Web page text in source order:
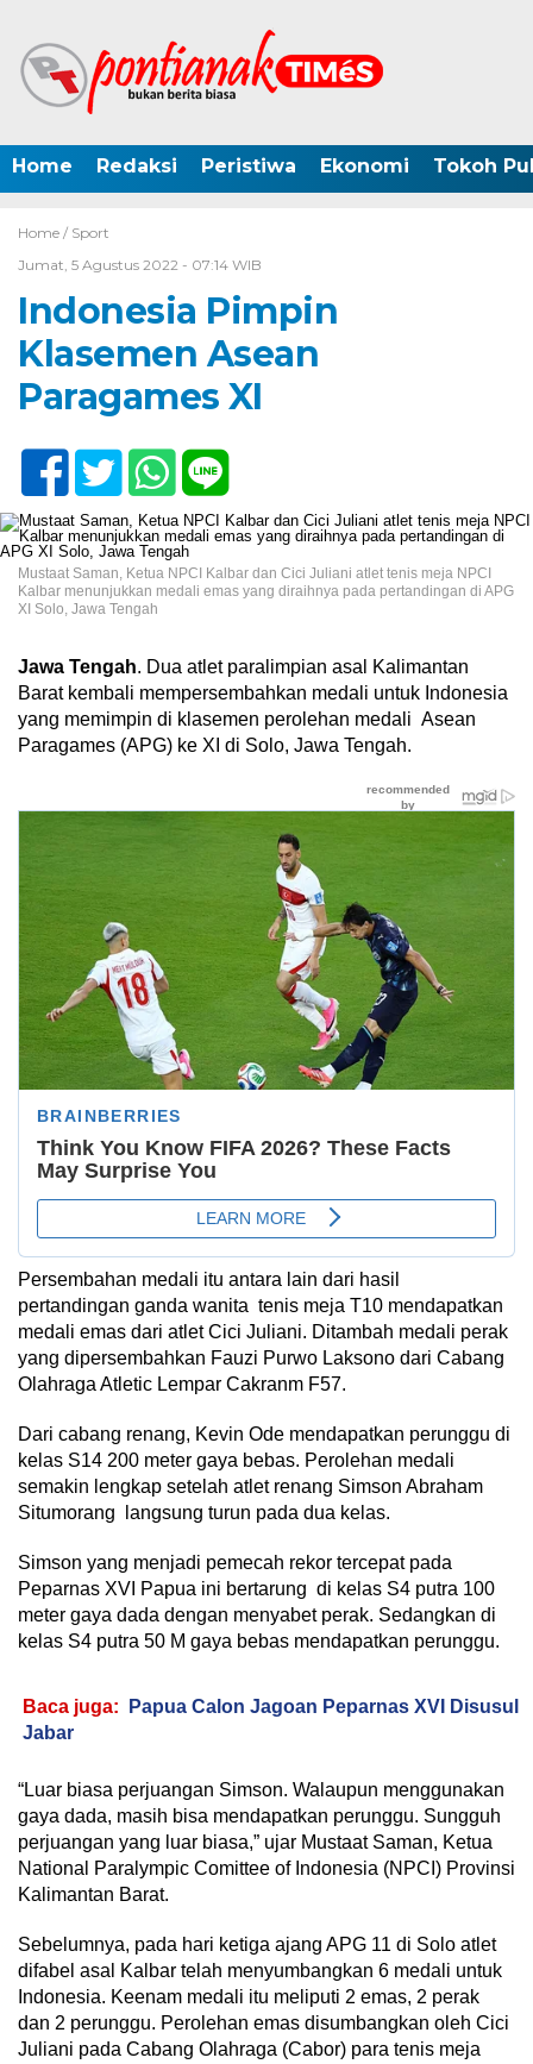
Home Redaksi Peristiwa Ekonomi Tokoh
Home / Sport
Jumat, 5 Agustus 2022 - 07:14 WIB
Indonesia Pimpin
Klasemen Asean
Paragames XI
Mustaat Saman, Ketua NPCI Kalbar dan Cici Juliani atlet tenis meja NPCI
Kalbar menunjukkan medali emas yang diraihnya pada pertandingan di APG
XI Solo, Jawa Tengah
Jawa Tengah. Dua atlet paralimpian asal Kalimantan
Barat kembali mempersembahkan medali untuk Indonesia
yang memimpin di klasemen perolehan medali Asean
Paragames (APG) ke XI di Solo, Jawa Tengah.
Persembahan medali itu antara lain dari hasil
pertandingan ganda wanita tenis meja T10 mendapatkan
medali emas dari atlet Cici Juliani. Ditambah medali perak
yang dipersembahkan Fauzi Purwo Laksono dari Cabang
Olahraga Atletic Lempar Cakranm F57.
Dari cabang renang, Kevin Ode mendapatkan perunggu di
kelas S14 200 meter gaya bebas. Perolehan medali
semakin lengkap setelah atlet renang Simson Abraham
Situmorang langsung turun pada dua kelas.
Simson yang menjadi pemecah rekor tercepat pada
Peparnas XVI Papua ini bertarung di kelas S4 putra 100
meter gaya dada dengan menyabet perak. Sedangkan di
kelas S4 putra 50 M gaya bebas mendapatkan perunggu.
Baca juga:
Papua Calon Jagoan Peparnas XVI Disusul
Jabar
“Luar biasa perjuangan Simson. Walaupun menggunakan
gaya dada, masih bisa mendapatkan perunggu. Sungguh
perjuangan yang luar biasa,” ujar Mustaat Saman, Ketua
National Paralympic Comittee of Indonesia (NPCI) Provinsi
Kalimantan Barat.
Sebelumnya, pada hari ketiga ajang APG 11 di Solo atlet
difabel asal Kalbar telah menyumbangkan 6 medali untuk
Indonesia. Keenam medali itu meliputi 2 emas, 2 perak
dan 2 perunggu. Perolehan emas disumbangkan oleh Cici
Juliani pada Cabang Olahraga (Cabor) para tenis meja